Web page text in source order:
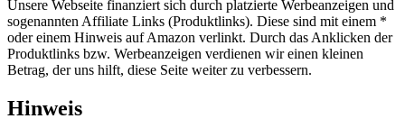
Unsere Webseite finanziert sich durch platzierte Werbeanzeigen und
sogenannten Affiliate Links (Produktlinks). Diese sind mit einem *
oder einem Hinweis auf Amazon verlinkt. Durch das Anklicken der
Produktlinks bzw. Werbeanzeigen verdienen wir einen kleinen
Betrag, der uns hilft, diese Seite weiter zu verbessern.
Hinweis